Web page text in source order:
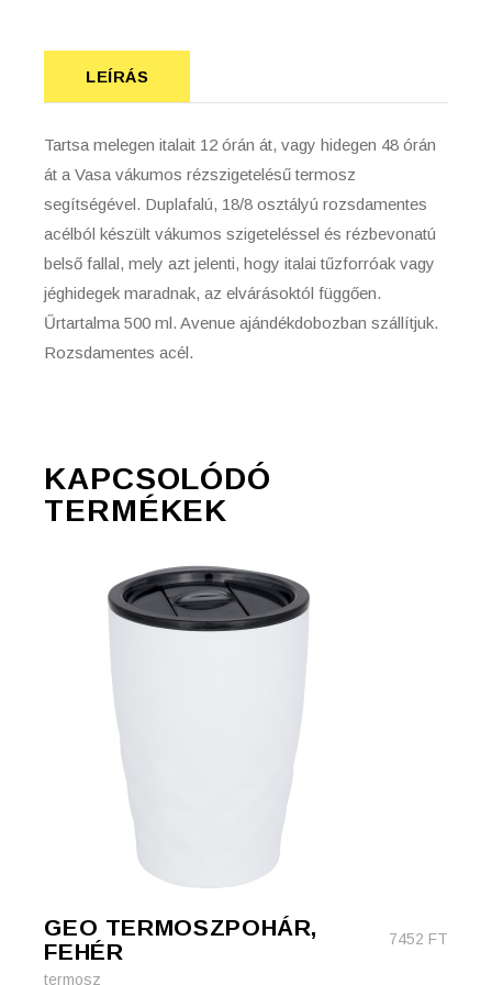
LEÍRÁS
Tartsa melegen italait 12 órán át, vagy hidegen 48 órán
át a Vasa vákumos rézszigetelésű termosz
segítségével. Duplafalú, 18/8 osztályú rozsdamentes
acélból készült vákumos szigeteléssel és rézbevonatú
belső fallal, mely azt jelenti, hogy italai tűzforróak vagy
jéghidegek maradnak, az elvárásoktól függően.
Űrtartalma 500 ml. Avenue ajándékdobozban szállítjuk.
Rozsdamentes acél.
KAPCSOLÓDÓ
TERMÉKEK
GEO TERMOSZPOHÁR,
FEHÉR
7452 FT
termosz